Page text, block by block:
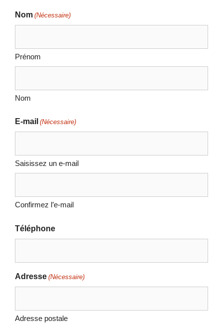
Nom (Nécessaire)
Prénom
Nom
E-mail (Nécessaire)
Saisissez un e-mail
Confirmez l’e-mail
Téléphone
Adresse (Nécessaire)
Adresse postale